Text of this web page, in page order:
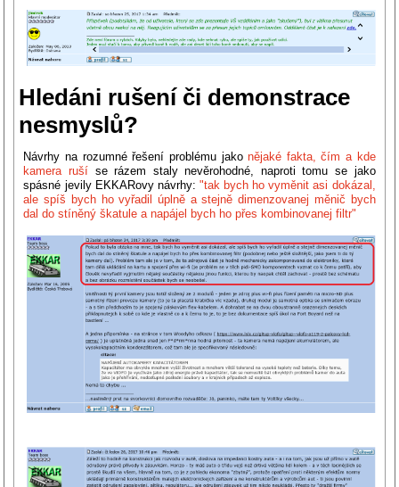
Hledáni rušení či demonstrace
nesmyslů?
Návrhy na rozumné řešení problému jakonějaké fakta, čím a kde
kamera ruší se rázem staly nevěrohodné, naproti tomu se jako
spásné jevily EKKARovy návrhy: "tak bych ho vyměnit asi dokázal,
ale spíš bych ho vyřadil úplně a stejně dimenzovanej měnič bych
dal do stíněný škatule a napájel bych ho přes kombinovanej filtr"